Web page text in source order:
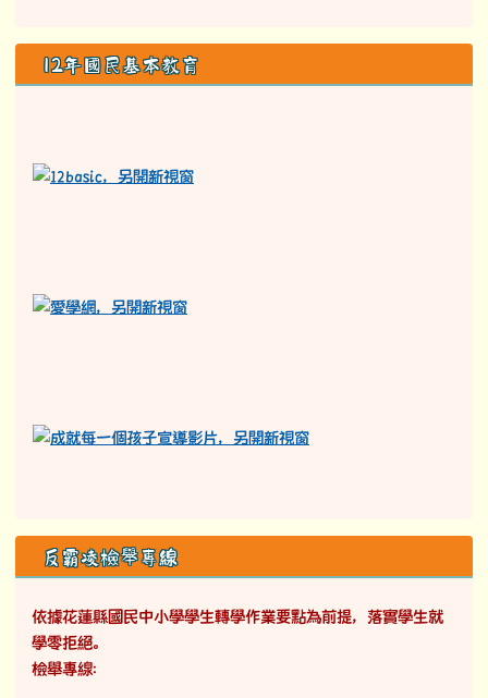
12年國民基本教育
反霸凌檢舉專線
依據花蓮縣國民中小學學生轉學作業要點為前提，落實學生就
學零拒絕。
檢舉專線：